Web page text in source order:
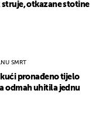
struje, otkazane stotine
SMRT
kući pronađeno tijelo
odmah uhitila jednu